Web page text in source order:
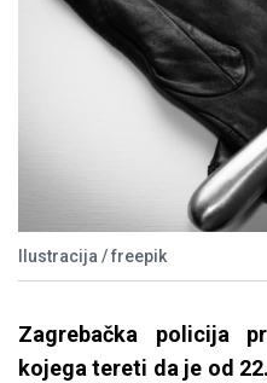
Ilustracija / freepik
Zagrebačka policija
kojega tereti da je od